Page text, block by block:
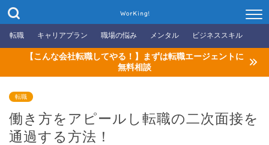
WorKing!
転職 キャリアプラン 職場の悩み メンタル ビジネススキル
【こんな会社転職してやる！】まずは転職エージェントに
無料相談
転職
働き方をアピールし転職の二次面接を
通過する方法！